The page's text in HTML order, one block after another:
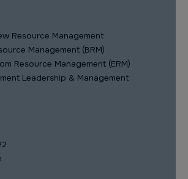
Resource Management
Management (BRM)
Resource Management (ERM)
Leadership & Management